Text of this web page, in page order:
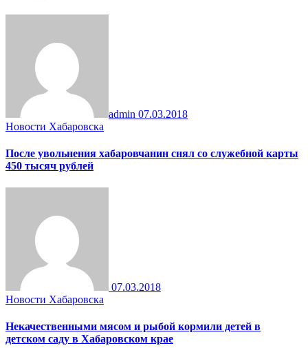
admin 07.03.2018
Новости Хабаровска
После увольнения хабаровчанин снял со служебной карты
450 тысяч рублей
07.03.2018
Новости Хабаровска
Некачественными мясом и рыбой кормили детей в
детском саду в Хабаровском крае